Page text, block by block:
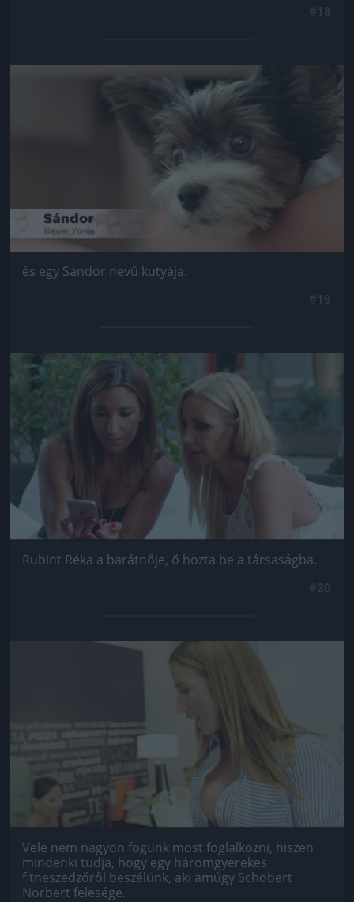
Jön még kép!
és egy Sándor nevű kutyája.
Jön még kép!
Rubint Réka a barátnője, ő hozta be a társaságba.
Jön még kép!
Vele nem nagyon fogunk most foglalkozni, hiszen
mindenki tudja, hogy egy háromgyerekes
fitneszedzőről beszélünk, aki amúgy Schobert
Norbert felesége.